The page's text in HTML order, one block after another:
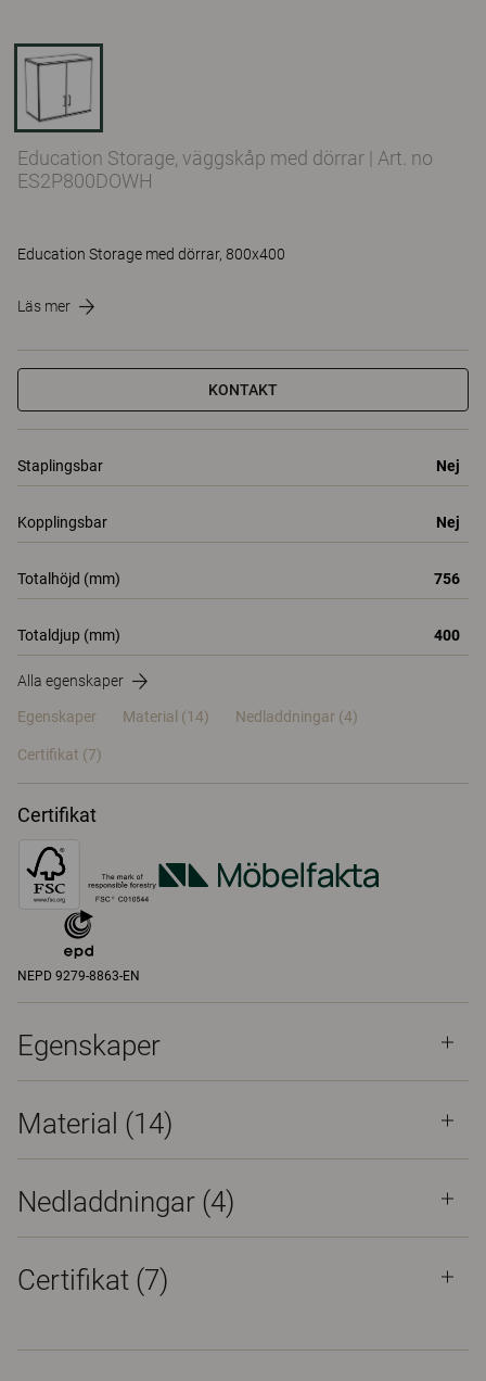
Education Storage, väggskåp med dörrar | Art. no
ES2P800DOWH
Education Storage med dörrar, 800x400
Läs mer
KONTAKT
Staplingsbar Nej
Kopplingsbar Nej
Totalhöjd (mm) 756
Totaldjup (mm) 400
Alla egenskaper
Egenskaper Material (14) Nedladdningar (4)
Certifikat (7)
Certifikat
NEPD 9279-8863-EN
Egenskaper
Material (14)
Nedladdningar (4)
Certifikat (7)